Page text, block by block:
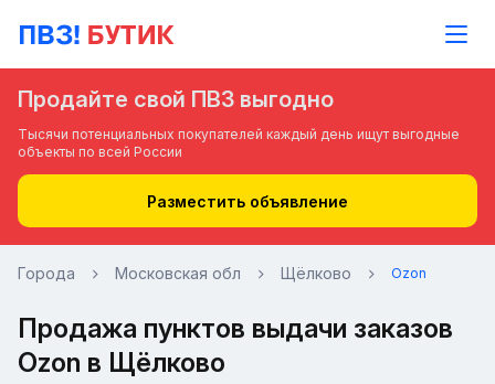
Продайте свой ПВЗ выгодно
Тысячи потенциальных покупателей каждый день ищут выгодные
объекты по всей России
Разместить объявление
Города Московская обл Щёлково Ozon
Продажа пунктов выдачи заказов
Ozon в Щёлково